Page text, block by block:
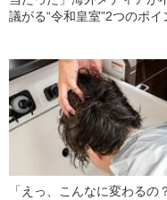
議がる“令和皇室”2つのポイ
「えっ、こんなに変わるの